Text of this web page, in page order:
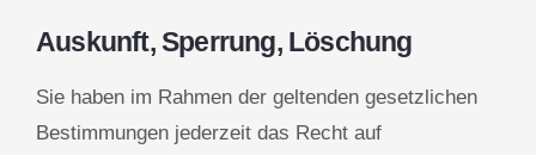
Auskunft, Sperrung, Löschung
Sie haben im Rahmen der geltenden gesetzlichen
Bestimmungen jederzeit das Recht auf